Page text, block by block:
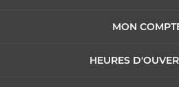
MON
HEURES